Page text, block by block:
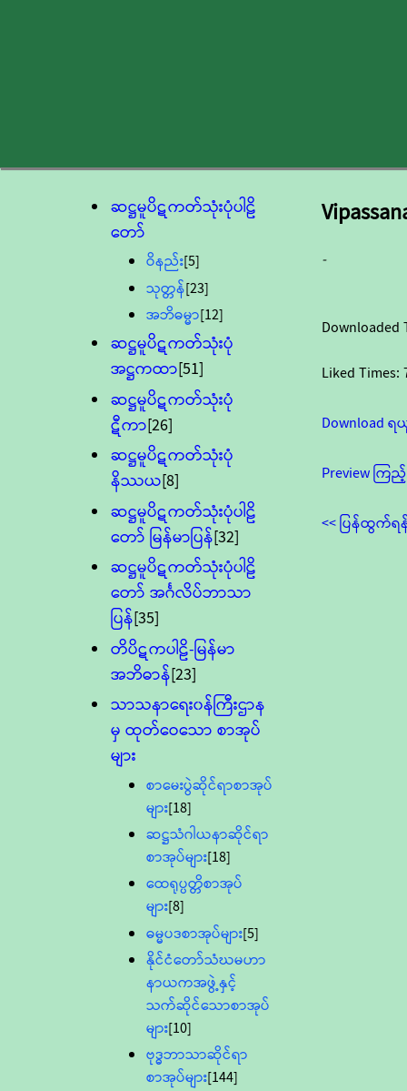
ဆဋ္ဌမူပိဋကတ်သုံးပုံပါဠိ
တော်
ဝိနည်း[5]
သုတ္တန်[23]
အဘိဓမ္မာ[12]
ဆဋ္ဌမူပိဋကတ်သုံးပုံ
အဋ္ဌကထာ[51]
ဆဋ္ဌမူပိဋကတ်သုံးပုံ
ဋီကာ[26]
ဆဋ္ဌမူပိဋကတ်သုံးပုံ
နိဿယ[8]
ဆဋ္ဌမူပိဋကတ်သုံးပုံပါဠိ
တော် မြန်မာပြန်[32]
ဆဋ္ဌမူပိဋကတ်သုံးပုံပါဠိ
တော် အင်္ဂလိပ်ဘာသာ
ပြန်[35]
တိပိဋကပါဠိ-မြန်မာ
အဘိဓာန်[23]
သာသနာရေး၀န်ကြီးဌာန
မှ ထုတ်ဝေသော စာအုပ်
များ
စာမေးပွဲဆိုင်ရာစာအုပ်
များ[18]
ဆဋ္ဌသံဂါယနာဆိုင်ရာ
စာအုပ်များ[18]
ထေရုပ္ပတ္တိစာအုပ်
များ[8]
ဓမ္မပဒစာအုပ်များ[5]
နိုင်ငံတော်သံဃမဟာ
နာယကအဖွဲ့နှင့်
သက်ဆိုင်သောစာအုပ်
များ[10]
ဗုဒ္ဓဘာသာဆိုင်ရာ
စာအုပ်များ[144]
-
Downloaded
Liked Times:
Download
Preview ကြ
<< ပြန်ထွက်ရ